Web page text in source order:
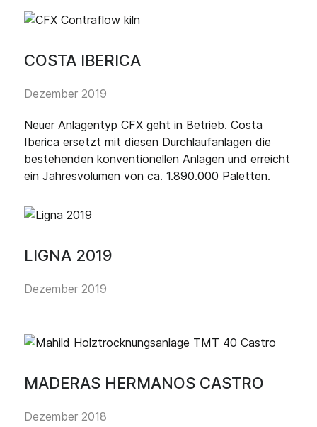
COSTA IBERICA
Dezember 2019
Neuer Anlagentyp CFX geht in Betrieb. Costa
Iberica ersetzt mit diesen Durchlaufanlagen die
bestehenden konventionellen Anlagen und erreicht
ein Jahresvolumen von ca. 1.890.000 Paletten.
LIGNA 2019
Dezember 2019
MADERAS HERMANOS CASTRO
Dezember 2018